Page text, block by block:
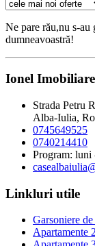
Ne pare rău,nu s-au
dumneavoastră!
Ionel Imobiliare
Strada Petru
Alba-Iulia,
0745649525
0740214410
Program:
Linkluri utile
Garsoniere
Apartamente